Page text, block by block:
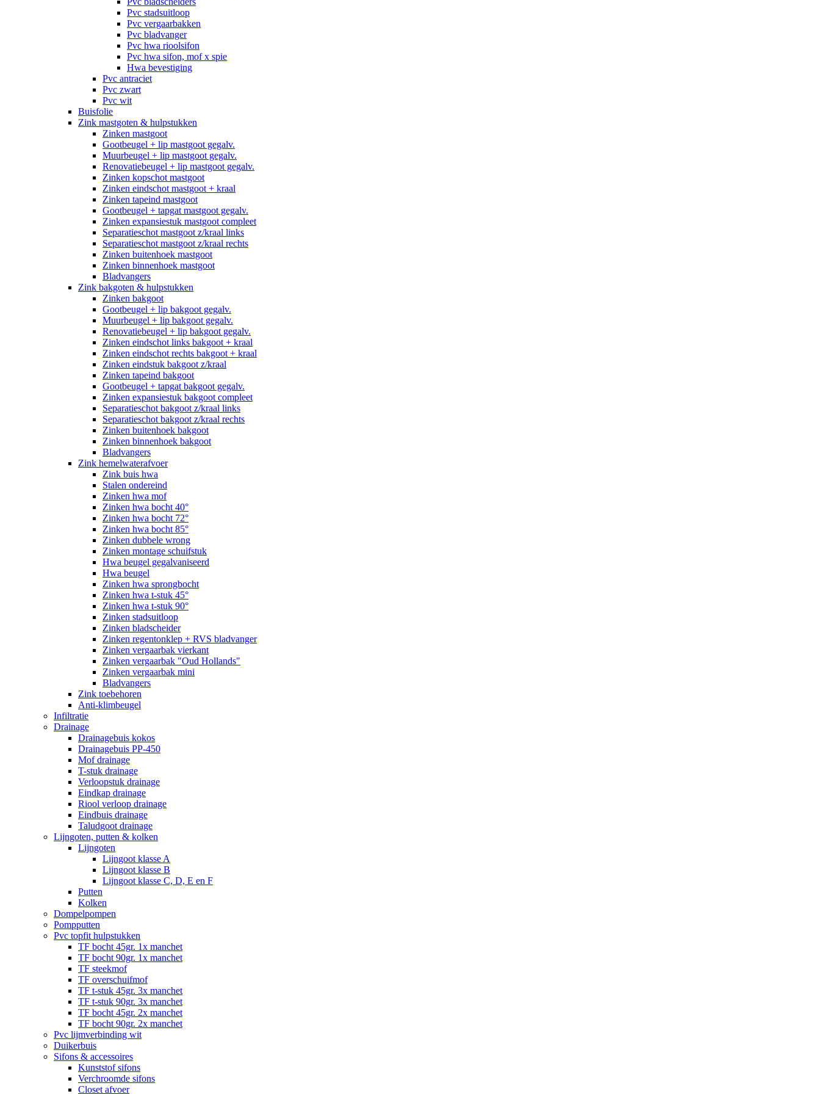
Pvc stadsuitloop
Pvc vergaarbakken
Pvc bladvanger
Pvc hwa rioolsifon
Pvc hwa sifon, mof x spie
Hwa bevestiging
Pvc antraciet
Pvc zwart
Pvc wit
Buisfolie
Zink mastgoten & hulpstukken
Zinken mastgoot
Gootbeugel + lip mastgoot gegalv.
Muurbeugel + lip mastgoot gegalv.
Renovatiebeugel + lip mastgoot gegalv.
Zinken kopschot mastgoot
Zinken eindschot mastgoot + kraal
Zinken tapeind mastgoot
Gootbeugel + tapgat mastgoot gegalv.
Zinken expansiestuk mastgoot compleet
Separatieschot mastgoot z/kraal links
Separatieschot mastgoot z/kraal rechts
Zinken buitenhoek mastgoot
Zinken binnenhoek mastgoot
Bladvangers
Zink bakgoten & hulpstukken
Zinken bakgoot
Gootbeugel + lip bakgoot gegalv.
Muurbeugel + lip bakgoot gegalv.
Renovatiebeugel + lip bakgoot gegalv.
Zinken eindschot links bakgoot + kraal
Zinken eindschot rechts bakgoot + kraal
Zinken eindstuk bakgoot z/kraal
Zinken tapeind bakgoot
Gootbeugel + tapgat bakgoot gegalv.
Zinken expansiestuk bakgoot compleet
Separatieschot bakgoot z/kraal links
Separatieschot bakgoot z/kraal rechts
Zinken buitenhoek bakgoot
Zinken binnenhoek bakgoot
Bladvangers
Zink hemelwaterafvoer
Zink buis hwa
Stalen ondereind
Zinken hwa mof
Zinken hwa bocht 40°
Zinken hwa bocht 72°
Zinken hwa bocht 85°
Zinken dubbele wrong
Zinken montage schuifstuk
Hwa beugel gegalvaniseerd
Hwa beugel
Zinken hwa sprongbocht
Zinken hwa t-stuk 45°
Zinken hwa t-stuk 90°
Zinken stadsuitloop
Zinken bladscheider
Zinken regentonklep + RVS bladvanger
Zinken vergaarbak vierkant
Zinken vergaarbak "Oud Hollands"
Zinken vergaarbak mini
Bladvangers
Zink toebehoren
Anti-klimbeugel
Infiltratie
Drainage
Drainagebuis kokos
Drainagebuis PP-450
Mof drainage
T-stuk drainage
Verloopstuk drainage
Eindkap drainage
Riool verloop drainage
Eindbuis drainage
Taludgoot drainage
Lijngoten, putten & kolken
Lijngoten
Lijngoot klasse A
Lijngoot klasse B
Lijngoot klasse C, D, E en F
Putten
Kolken
Dompelpompen
Pompputten
Pvc topfit hulpstukken
TF bocht 45gr. 1x manchet
TF bocht 90gr. 1x manchet
TF steekmof
TF overschuifmof
TF t-stuk 45gr. 3x manchet
TF t-stuk 90gr. 3x manchet
TF bocht 45gr. 2x manchet
TF bocht 90gr. 2x manchet
Pvc lijmverbinding wit
Duikerbuis
Sifons & accessoires
Kunststof sifons
Verchroomde sifons
Closet afvoer